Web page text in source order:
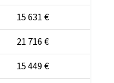
15 631 €
21 716 €
15 449 €